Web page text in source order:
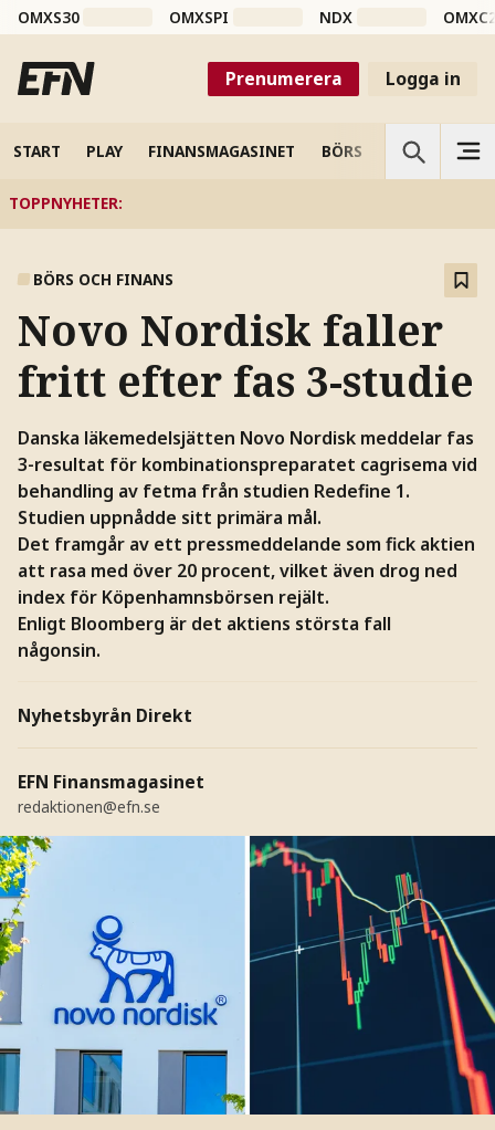
OMXS30 OMXSPI NDX
Prenumerera Logga in
START PLAY FINANSMAGASINET BÖRS VETENSKAP
TOPPNYHETER:
BÖRS OCH FINANS
Novo Nordisk faller
fritt efter fas 3-studie
Danska läkemedelsjätten Novo Nordisk meddelar fas
3-resultat för kombinationspreparatet cagrisema vid
behandling av fetma från studien Redefine 1.
Studien uppnådde sitt primära mål.
Det framgår av ett pressmeddelande som fick aktien
att rasa med över 20 procent, vilket även drog ned
index för Köpenhamnsbörsen rejält.
Enligt Bloomberg är det aktiens största fall
någonsin.
Nyhetsbyrån Direkt
EFN Finansmagasinet
redaktionen@efn.se